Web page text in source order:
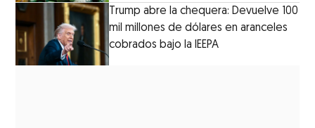
Trump abre la chequera: Devuelve 100
mil millones de dólares en aranceles
cobrados bajo la IEEPA